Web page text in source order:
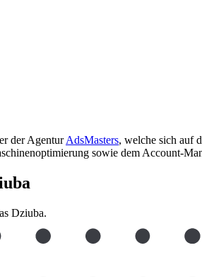
der AgenturAdsMasters, welche sich auf
sowie dem Account-
Dziuba.